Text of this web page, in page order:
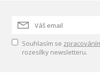
Souhlasím se
rozesílky newsletteru.